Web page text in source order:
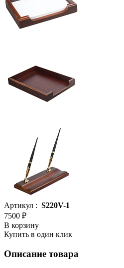
Артикул : S220V-1
7500 ₽
В корзину
Купить в один клик
Описание товара